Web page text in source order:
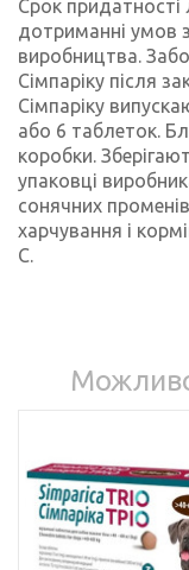
Срок придатності
дотриманні умов
виробництва.
Сімпаріку після
Сімпаріку
або 6 таблеток.
коробки.
упаковці
сонячних
харчування і
С.